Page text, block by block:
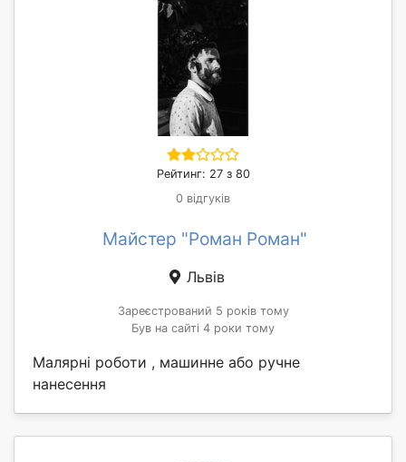
Рейтинг: 27 з 80
0 відгуків
Майстер "Роман Роман"
Львів
Зареєстрований 5 років тому
Був на сайті 4 роки тому
Малярні роботи , машинне або ручне
нанесення